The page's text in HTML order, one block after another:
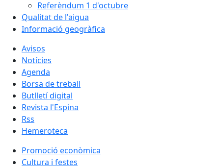
Referèndum 1 d'octubre
Qualitat de l'aigua
Informació geogràfica
Avisos
Notícies
Agenda
Borsa de treball
Butlletí digital
Revista l'Espina
Rss
Hemeroteca
Promoció econòmica
Cultura i festes